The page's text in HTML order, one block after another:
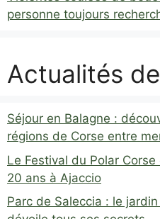
personne toujours
Actualités
Séjour en Balagne :
régions de Corse entre
Le Festival du Polar
20 ans à Ajaccio
Parc de Saleccia : le